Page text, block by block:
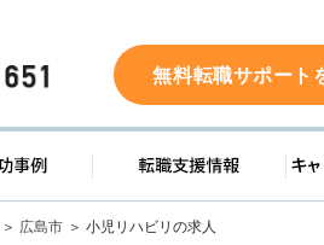
0120-941-651 無料転職サポート
転職成功事例 転職
広島市 小児リハビリの求人